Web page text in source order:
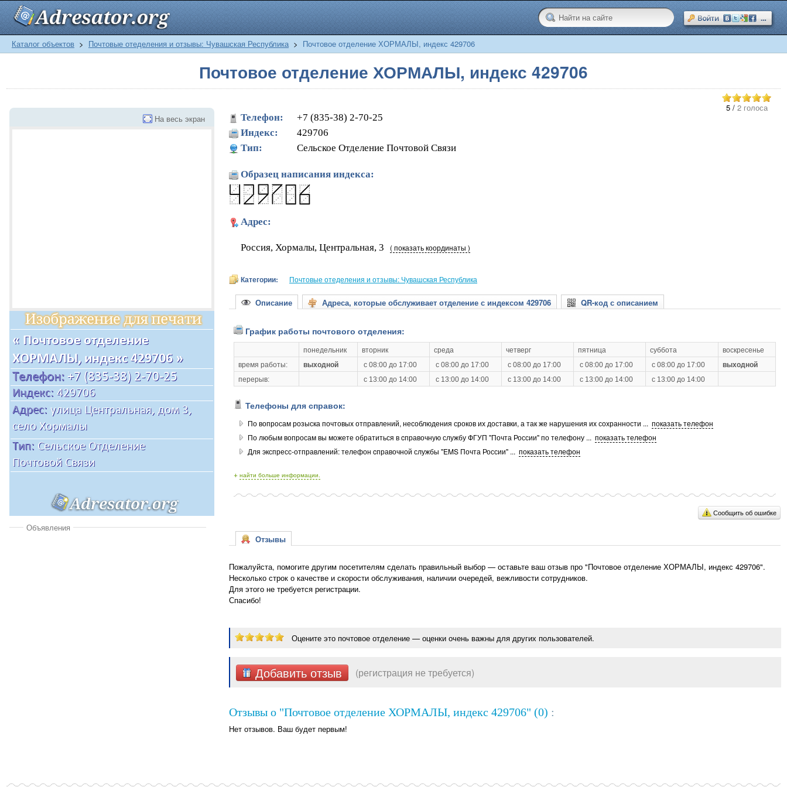
Каталог объектов > Почтовые отеделения и отзывы: Чувашская Республика > Почтовое отделение ХОРМАЛЫ, индекс 429706
Почтовое отделение ХОРМАЛЫ, индекс 429706
5 / 2 голоса
На весь экран
Объявления
Телефон:
+7 (835-38) 2-70-25
Индекс:
429706
Тип:
Сельское Отделение Почтовой Связи
Образец написания индекса:
Адрес:
Россия, Хормалы, Центральная, 3 ( показать координаты )
Категории: Почтовые отеделения и отзывы: Чувашская Республика
Описание Адреса, которые обслуживает отделение с индексом 429706 QR-код с описанием
График работы почтового отделения:
понедельник вторник среда четверг пятница суббота
воскресенье
время работы:
выходной с 08:00 до 17:00 с 08:00 до 17:00 с 08:00 до 17:00 с 08:00 до 17:00 с 08:00 до 17:00
выходной
перерыв:
с 13:00 до 14:00 с 13:00 до 14:00 с 13:00 до 14:00 с 13:00 до 14:00 с 13:00 до 14:00
Телефоны для справок:
По вопросам розыска почтовых отправлений, несоблюдения сроков их доставки, а так же нарушения их сохранности ... показать телефон
По любым вопросам вы можете обратиться в cправочную службу ФГУП "Почта России" по телефону ... показать телефон
Для экспресс-отправлений: телефон cправочной службы "EMS Почта России" ... показать телефон
+ найти больше информации.
Сообщить об ошибке
Отзывы
Пожалуйста, помогите другим посетителям сделать правильный выбор — оставьте ваш отзыв про "Почтовое отделение ХОРМАЛЫ, индекс 429706".
Несколько строк о качестве и скорости обслуживания, наличии очередей, вежливости сотрудников.
Для этого не требуется регистрации.
Спасибо!
Оцените это почтовое отделение — оценки очень важны для других пользователей.
Добавить отзыв (регистрация не требуется)
Отзывы о "Почтовое отделение ХОРМАЛЫ, индекс 429706" (0) :
Нет отзывов. Ваш будет первым!